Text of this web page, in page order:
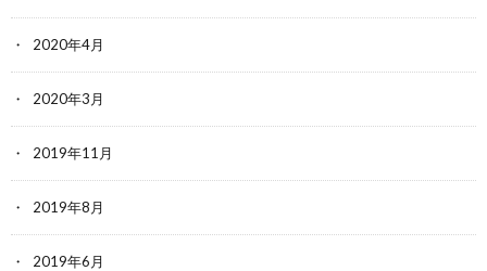
2020年4月
2020年3月
2019年11月
2019年8月
2019年6月